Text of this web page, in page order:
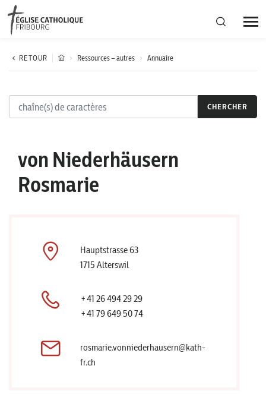
Région diocésaine
Actualités
RETOUR Ressources – autres Annuaire
CHERCHER
von Niederhäusern
Rosmarie
Hauptstrasse 63
1715 Alterswil
+41 26 494 29 29
+41 79 649 50 74
rosmarie.vonniederhausern@kath-
fr.ch